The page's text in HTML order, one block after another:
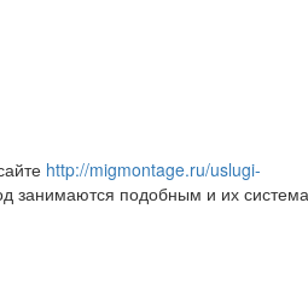
http://migmontage.ru/uslugi-
занимаются подобным и их